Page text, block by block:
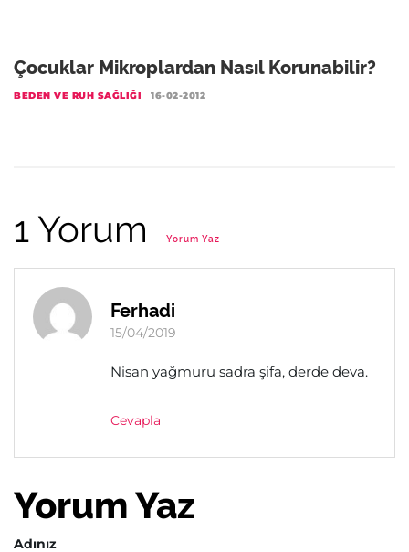
Çocuklar Mikroplardan Nasıl Korunabilir?
BEDEN VE RUH SAĞLIĞI 16-02-2012
1 Yorum Yorum Yaz
Ferhadi
15/04/2019
Nisan yağmuru sadra şifa, derde deva.
Cevapla
Yorum Yaz
Adınız